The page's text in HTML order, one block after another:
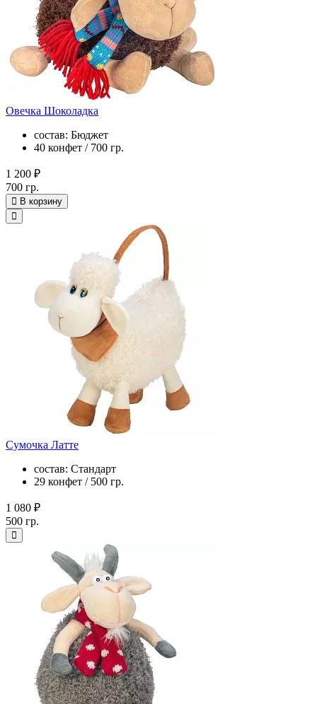
Овечка Шоколадка
состав: Бюджет
40 конфет / 700 гр.
1 200 ₽
700 гр.
В корзину
Сумочка Латте
состав: Стандарт
29 конфет / 500 гр.
1 080 ₽
500 гр.